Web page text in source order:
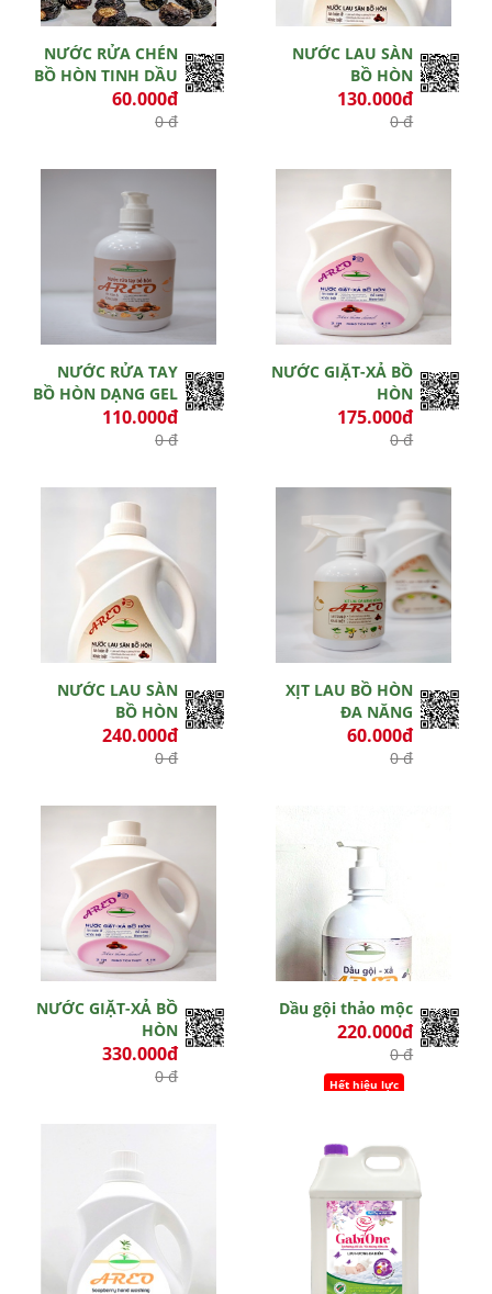
NƯỚC RỬA CHÉN
BỒ HÒN TINH DẦU
60.000đ
0 đ
NƯỚC LAU SÀN
BỒ HÒN
130.000đ
0 đ
NƯỚC RỬA TAY
BỒ HÒN DẠNG GEL
110.000đ
0 đ
NƯỚC GIẶT-XẢ BỒ
HÒN
175.000đ
0 đ
NƯỚC LAU SÀN
BỒ HÒN
240.000đ
0 đ
XỊT LAU BỒ HÒN
ĐA NĂNG
60.000đ
0 đ
NƯỚC GIẶT-XẢ BỒ
HÒN
330.000đ
0 đ
Dầu gội thảo mộc
220.000đ
0 đ
Hết hiệu lực